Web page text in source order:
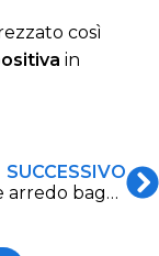
così
in
SUCCESSIVO
Tendenze arredo bagno 2023